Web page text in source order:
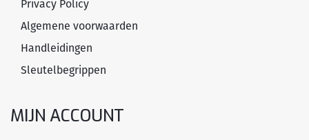
Privacy Policy
Algemene voorwaarden
Handleidingen
Sleutelbegrippen
MIJN ACCOUNT